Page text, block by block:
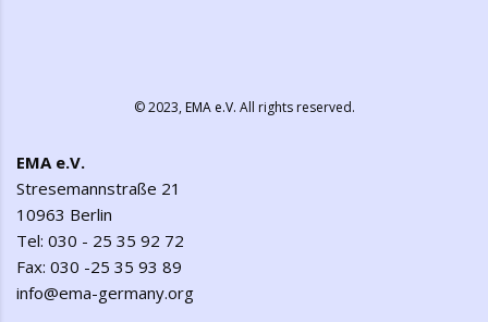
© 2023,EMA e.V. All rights reserved.
EMA e.V.
Stresemannstraße 21
10963 Berlin
Tel: 030 - 25 35 92 72
Fax: 030 -25 35 93 89
info@ema-germany.org